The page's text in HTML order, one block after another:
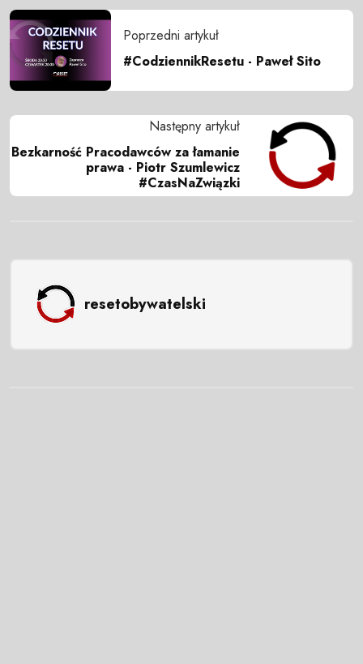
Poprzedni artykuł
#CodziennikResetu - Paweł Sito
Następny artykuł
Bezkarność Pracodawców za łamanie
prawa - Piotr Szumlewicz
#CzasNaZwiązki
resetobywatelski